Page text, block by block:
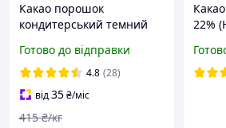
Какао порошок
кондитерський темний
Готово до відправки
4.8 (28)
від35₴/міс
415 ₴/кг
22%